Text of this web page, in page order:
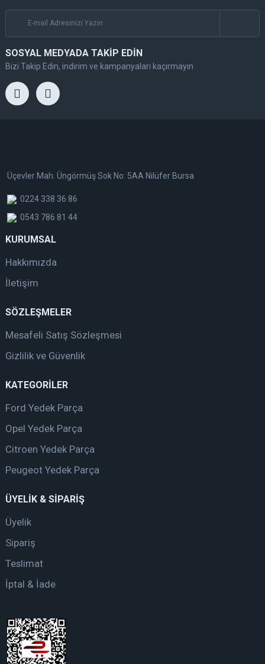
SOSYAL MEDYADA TAKİP EDİN
Bizi Takip Edin, indirim ve kampanyaları kaçırmayın
Üçevler Mah. Üngörmüş Sok No: 5AA Nilüfer Bursa
0224 338 36 86
0543 786 81 44
KURUMSAL
Hakkımızda
İletişim
SÖZLEŞMELER
Mesafeli Satış Sözleşmesi
Gizlilik ve Güvenlik
KATEGORİLER
Ford Yedek Parça
Opel Yedek Parça
Citroen Yedek Parça
Peugeot Yedek Parça
ÜYELİK & SİPARİŞ
Üyelik
Sipariş
Teslimat
İptal & İade